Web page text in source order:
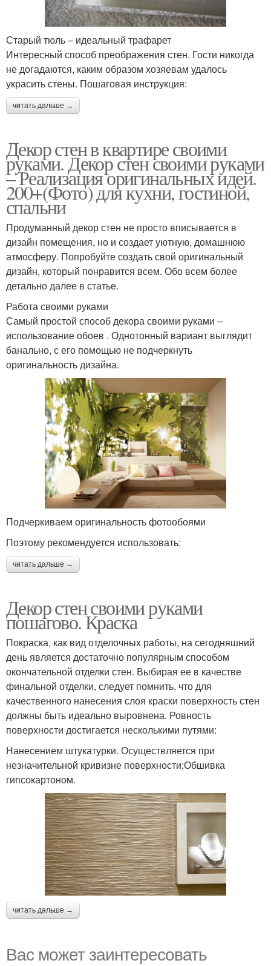
Старый тюль – идеальный трафарет
Интересный способ преображения стен. Гости никогда
не догадаются, каким образом хозяевам удалось
украсить стены. Пошаговая инструкция:
читать дальше →
Декор стен в квартире своими
руками. Декор стен своими руками
– Реализация оригинальных идей.
200+(Фото) для кухни, гостиной,
спальни
Продуманный декор стен не просто вписывается в
дизайн помещения, но и создает уютную, домашнюю
атмосферу. Попробуйте создать свой оригинальный
дизайн, который понравится всем. Обо всем более
детально далее в статье.
Работа своими руками
Самый простой способ декора своими руками –
использование обоев . Однотонный вариант выглядит
банально, с его помощью не подчеркнуть
оригинальность дизайна.
Подчеркиваем оригинальность фотообоями
Поэтому рекомендуется использовать:
читать дальше →
Декор стен своими руками
пошагово. Краска
Покраска, как вид отделочных работы, на сегодняшний
день является достаточно популярным способом
окончательной отделки стен. Выбирая ее в качестве
финальной отделки, следует помнить, что для
качественного нанесения слоя краски поверхность стен
должны быть идеально выровнена. Ровность
поверхности достигается несколькими путями:
Нанесением штукатурки. Осуществляется при
незначительной кривизне поверхности;Обшивка
гипсокартоном.
читать дальше →
Вас может заинтересовать